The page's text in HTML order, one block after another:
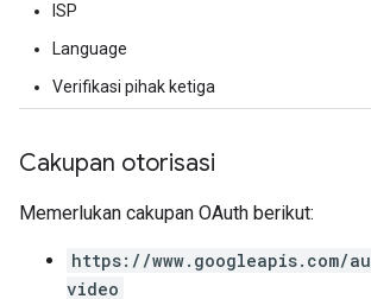
ISP
Language
Verifikasi pihak ketiga
Cakupan otorisasi
Memerlukan cakupan OAuth berikut:
https://www.googleapis.com/
video